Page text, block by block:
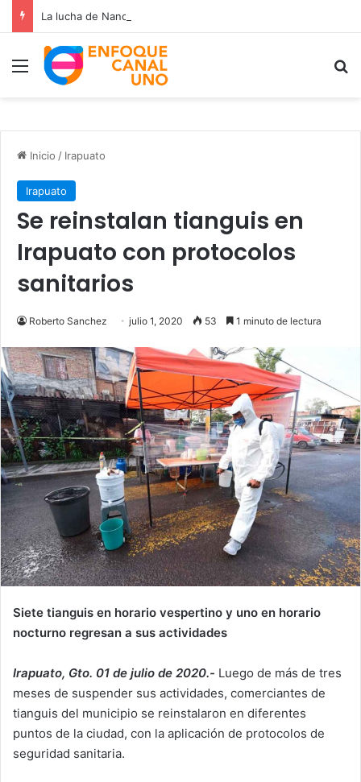
La lucha de Nancy Ramos por la salud de su hijo Miguelito
Menú
Inicio / Irapuato
Irapuato
Se reinstalan tianguis en
Irapuato con protocolos
sanitarios
Roberto Sanchez julio 1, 2020 53 1 minuto de lectura
Siete tianguis en horario vespertino y uno en horario
nocturno regresan a sus actividades
Irapuato, Gto. 01 de julio de 2020.- Luego de más de tres
meses de suspender sus actividades, comerciantes de
tianguis del municipio se reinstalaron en diferentes
puntos de la ciudad, con la aplicación de protocolos de
seguridad sanitaria.